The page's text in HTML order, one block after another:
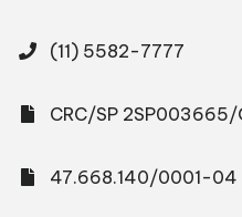
(11) 5582-7777
CRC/SP
47.668.140/0001-04